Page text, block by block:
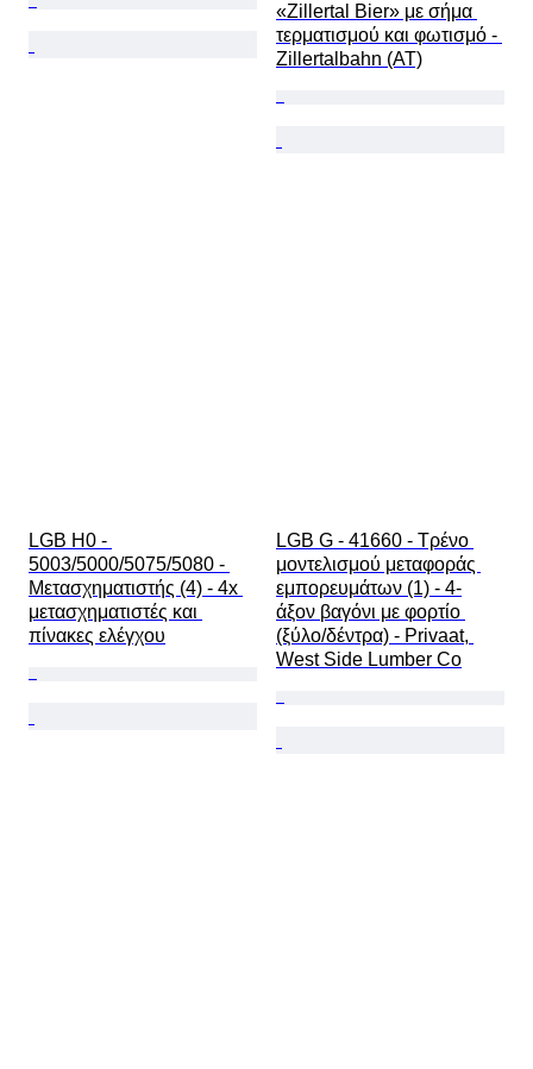
«Zillertal Bier» με σήμα
τερματισμού και φωτισμό -
Zillertalbahn (AT)
LGB H0 -
5003/5000/5075/5080 -
Μετασχηματιστής (4) - 4x
μετασχηματιστές και
πίνακες ελέγχου
LGB G - 41660 - Τρένο
μοντελισμού μεταφοράς
εμπορευμάτων (1) - 4-
άξον βαγόνι με φορτίο
(ξύλο/δέντρα) - Privaat,
West Side Lumber Co